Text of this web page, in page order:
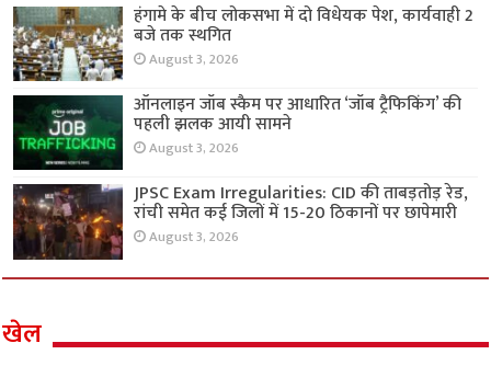
हंगामे के बीच लोकसभा में दो विधेयक पेश, कार्यवाही 2
बजे तक स्थगित
August 3, 2026
ऑनलाइन जॉब स्कैम पर आधारित ‘जॉब ट्रैफिकिंग’ की
पहली झलक आयी सामने
August 3, 2026
JPSC Exam Irregularities: CID की ताबड़तोड़ रेड,
रांची समेत कई जिलों में 15-20 ठिकानों पर छापेमारी
August 3, 2026
खेल